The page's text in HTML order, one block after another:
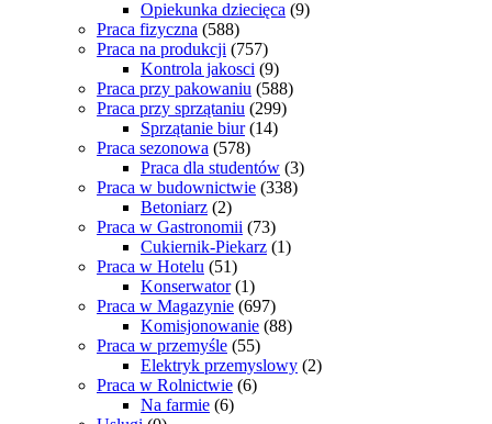
Opiekunka dziecięca (9)
Praca fizyczna (588)
Praca na produkcji (757)
Kontrola jakosci (9)
Praca przy pakowaniu (588)
Praca przy sprzątaniu (299)
Sprzątanie biur (14)
Praca sezonowa (578)
Praca dla studentów (3)
Praca w budownictwie (338)
Betoniarz (2)
Praca w Gastronomii (73)
Cukiernik-Piekarz (1)
Praca w Hotelu (51)
Konserwator (1)
Praca w Magazynie (697)
Komisjonowanie (88)
Praca w przemyśle (55)
Elektryk przemyslowy (2)
Praca w Rolnictwie (6)
Na farmie (6)